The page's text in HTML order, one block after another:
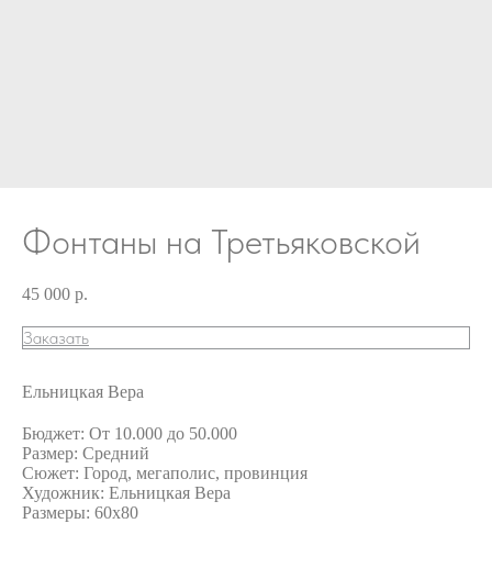
Фонтаны на Третьяковской
45 000 р.
Заказать
Ельницкая Вера
Бюджет: От 10.000 до 50.000
Размер: Средний
Сюжет: Город, мегаполис, провинция
Художник: Ельницкая Вера
Размеры: 60х80